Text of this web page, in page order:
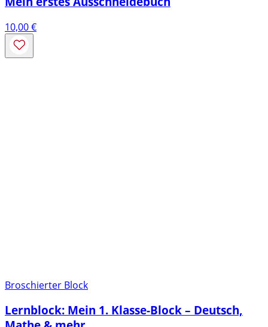
10,00€
Broschierter Block
Lernblock: Mein 1. Klasse-Block – Deutsch,